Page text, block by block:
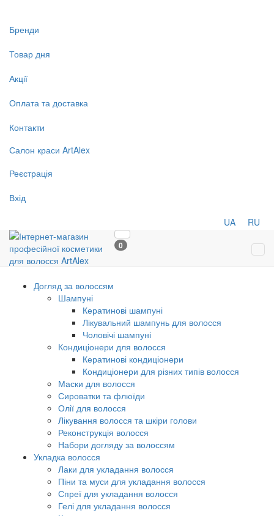
Бренди
Товар дня
Акції
Оплата та доставка
Контакти
Салон краси ArtAlex
Реєстрація
Вхід
UA RU
0
Догляд за волоссям
Шампуні
Кератинові шампуні
Лікувальний шампунь для волосся
Чоловічі шампуні
Кондиціонери для волосся
Кератинові кондиціонери
Кондиціонери для різних типів волосся
Маски для волосся
Сироватки та флюїди
Олії для волосся
Лікування волосся та шкіри голови
Реконструкція волосся
Набори догляду за волоссям
Укладка волосся
Лаки для укладання волосся
Піни та муси для укладання волосся
Спреї для укладання волосся
Гелі для укладання волосся